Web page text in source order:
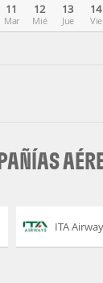
11
Mar
12
Mié
13
Jue
14
Vie
ITA